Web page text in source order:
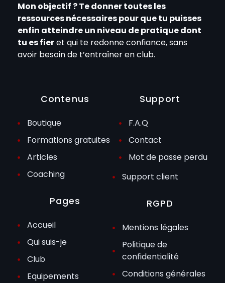
Mon objectif ? Te donner toutes les
ressources nécessaires pour que tu puisses
enfin atteindre un niveau de pratique dont
tu es fieret qui te redonne confiance, sans
avoir besoin de t’entraîner en club.
Contenus
Boutique
Formations gratuites
Articles
Coaching
Pages
Accueil
Qui suis-je
Club
Equipements
Support
F.A.Q
Contact
Mot de passe perdu
Support client
RGPD
Mentions légales
Politique de
confidentialité
Conditions générales